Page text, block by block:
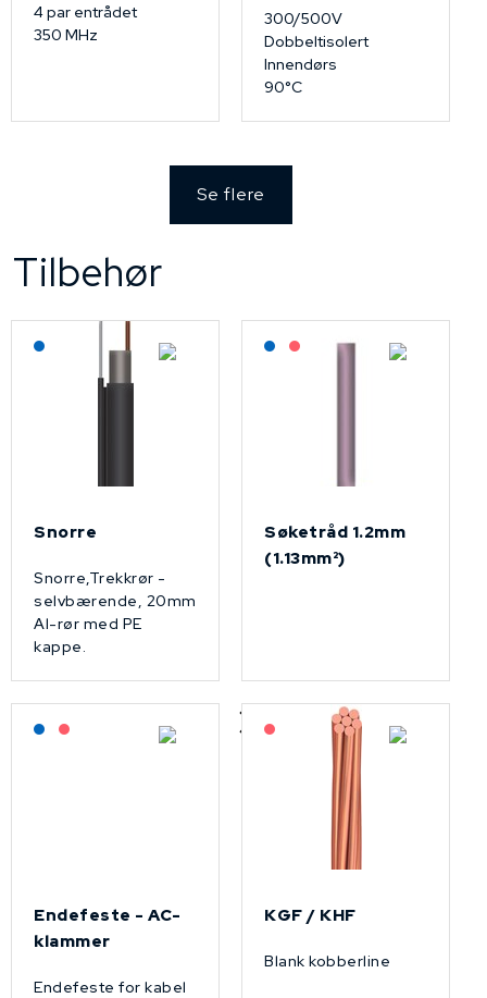
4 par entrådet
350 MHz
300/500V
Dobbeltisolert
Innendørs
90°C
Se flere
Tilbehør
Lagerført: NEK Kabel
Snorre
Snorre,Trekkrør -
selvbærende, 20mm
Al-rør med PE
kappe.
Lagerført: NEK Kabel
På forespørsel
Søketråd 1.2mm
(1.13mm²)
Lagerført: NEK Kabel
På forespørsel
Endefeste - AC-
klammer
Endefeste for kabel
På forespørsel
KGF / KHF
Blank kobberline